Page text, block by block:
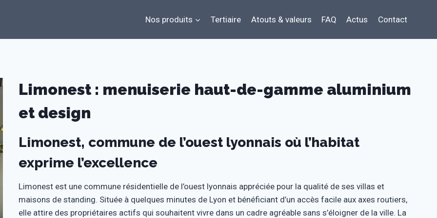
Nos produits Tertiaire Atouts & valeurs FAQ Actus Contact
Limonest : menuiserie haut-de-gamme aluminium
et design
Limonest, commune de l’ouest lyonnais où l’habitat
exprime l’excellence
Limonest est une commune résidentielle de l’ouest lyonnais appréciée pour la qualité de ses villas et
maisons de standing. Située à quelques minutes de Lyon et bénéficiant d’un accès facile aux axes routiers,
elle attire des propriétaires actifs qui souhaitent vivre dans un cadre agréable sans s’éloigner de la ville. La